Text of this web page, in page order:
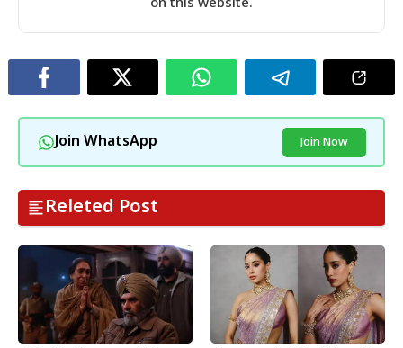
on this website.
Join WhatsApp Join Now
Releted Post